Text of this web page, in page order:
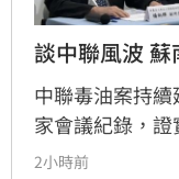
談中聯風波
中聯毒油案持
家會議紀錄，
疑，與會的台大
2小時前